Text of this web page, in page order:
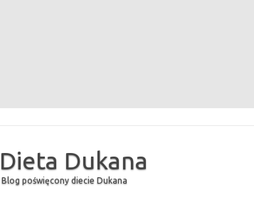
Dieta Dukana
Blog poświęcony diecie Dukana